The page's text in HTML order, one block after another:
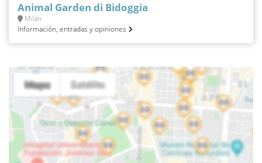
Animal Garden di Bidoggia
Milán
Información, entradas y opiniones